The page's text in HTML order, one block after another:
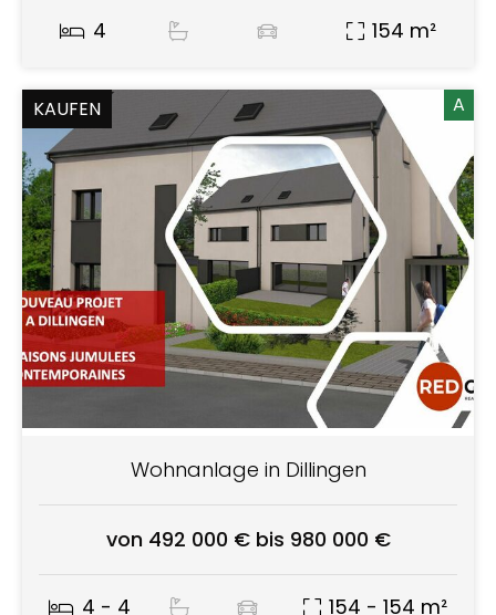
4 154 m²
KAUFEN A
Wohnanlage in Dillingen
von 492 000 € bis 980 000 €
4 - 4 154 - 154 m²